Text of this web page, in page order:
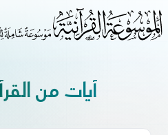
آيات من